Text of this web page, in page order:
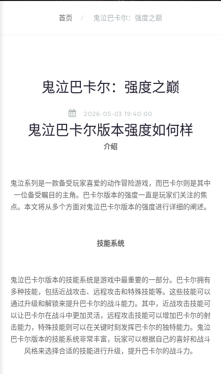
首页 鬼泣巴卡尔：强度之巅
鬼泣巴卡尔：强度之巅
2026-05-03 19:40:00
鬼泣巴卡尔版本强度如何样
介绍
鬼泣系列是一款备受玩家喜爱的动作冒险游戏，而巴卡尔则是其中
一位备受瞩目的主角。巴卡尔版本的强度一直是玩家们关注的焦
点。本文将从多个方面对鬼泣巴卡尔版本的强度进行详细的阐述。
技能系统
鬼泣巴卡尔版本的技能系统是游戏中最重要的一部分。巴卡尔拥有
多种技能，包括近战攻击、远程攻击和特殊技能等。这些技能可以
通过升级和解锁来提升巴卡尔的战斗能力。其中，近战攻击技能可
以让巴卡尔在战斗中更加灵活，远程攻击技能可以增加巴卡尔的射
击能力，特殊技能则可以在关键时刻发挥巴卡尔的独特能力。鬼泣
巴卡尔版本的技能系统非常丰富，玩家可以根据自己的喜好和战斗
风格来选择合适的技能进行升级，提升巴卡尔的战斗力。